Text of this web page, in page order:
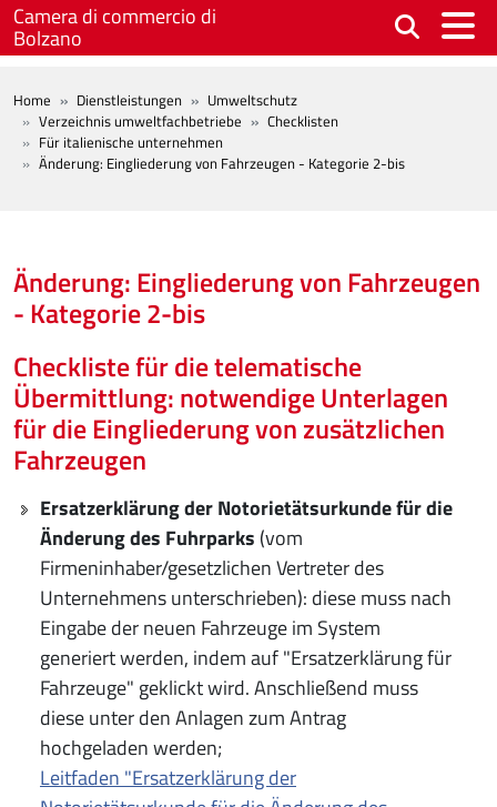
Skip to main content
Camera di commercio di
Bolzano
BREADCRUMB
Home Dienstleistungen
Umweltschutz
Verzeichnis umweltfachbetriebe
Checklisten
Für italienische unternehmen
Änderung: Eingliederung von Fahrzeugen - Kategorie 2-bis
Änderung: Eingliederung von Fahrzeugen
- Kategorie 2-bis
Checkliste für die telematische
Übermittlung: notwendige Unterlagen
für die Eingliederung von zusätzlichen
Fahrzeugen
Ersatzerklärung der Notorietätsurkunde für die
Änderung des Fuhrparks (vom
Firmeninhaber/gesetzlichen Vertreter des
Unternehmens unterschrieben): diese muss nach
Eingabe der neuen Fahrzeuge im System
generiert werden, indem auf "Ersatzerklärung für
Fahrzeuge" geklickt wird. Anschließend muss
diese unter den Anlagen zum Antrag
hochgeladen werden;
Leitfaden "Ersatzerklärung der